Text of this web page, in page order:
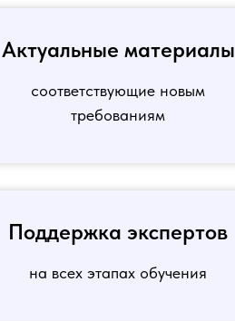
Актуальные материалы
соответствующие новым
требованиям
Поддержка экспертов
на всех этапах обучения